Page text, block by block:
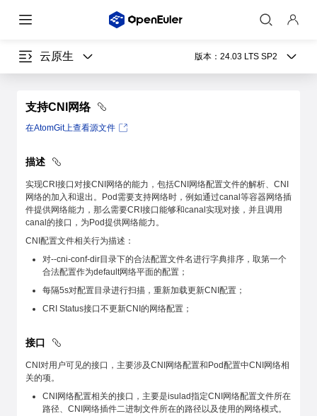
云原生 版本： 24.03 LTS SP2
支持CNI网络
在AtomGit上查看源文件
描述
实现CRI接口对接CNI网络的能力，包括CNI网络配置文件的解析、CNI
网络的加入和退出。Pod需要支持网络时，例如通过canal等容器网络插
件提供网络能力，那么需要CRI接口能够和canal实现对接，并且调用
canal的接口，为Pod提供网络能力。
CNI配置文件相关行为描述：
对--cni-conf-dir目录下的合法配置文件名进行字典排序，取第一个
合法配置作为default网络平面的配置；
每隔5s对配置目录进行扫描，重新加载更新CNI配置；
CRI Status接口不更新CNI的网络配置；
接口
CNI对用户可见的接口，主要涉及CNI网络配置和Pod配置中CNI网络相
关的项。
CNI网络配置相关的接口，主要是isulad指定CNI网络配置文件所在
路径、CNI网络插件二进制文件所在的路径以及使用的网络模式。